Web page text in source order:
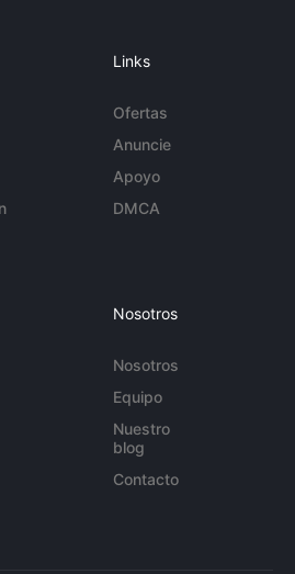
Links
Ofertas
Anuncie
Apoyo
DMCA
Nosotros
Nosotros
Equipo
Nuestro
blog
Contacto